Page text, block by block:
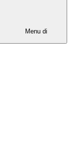
Menu di